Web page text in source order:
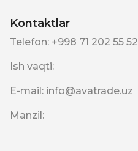
Kontaktlar
Telefon: +998 71 202 55 52
Ish vaqti:
E-mail: info@avatrade.uz
Manzil: